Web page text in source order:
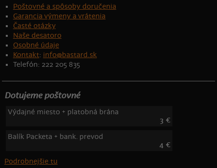
Poštovné a spôsoby doručenia
Garancia výmeny a vrátenia
Časté otázky
Naše desatoro
Osobné údaje
Kontakt: info@bastard.sk
Telefón: 222 205 835
Dotujeme poštovné
Výdajné miesto + platobná brána
3 €
Balík Packeta + bank. prevod
4 €
Podrobnejšie tu